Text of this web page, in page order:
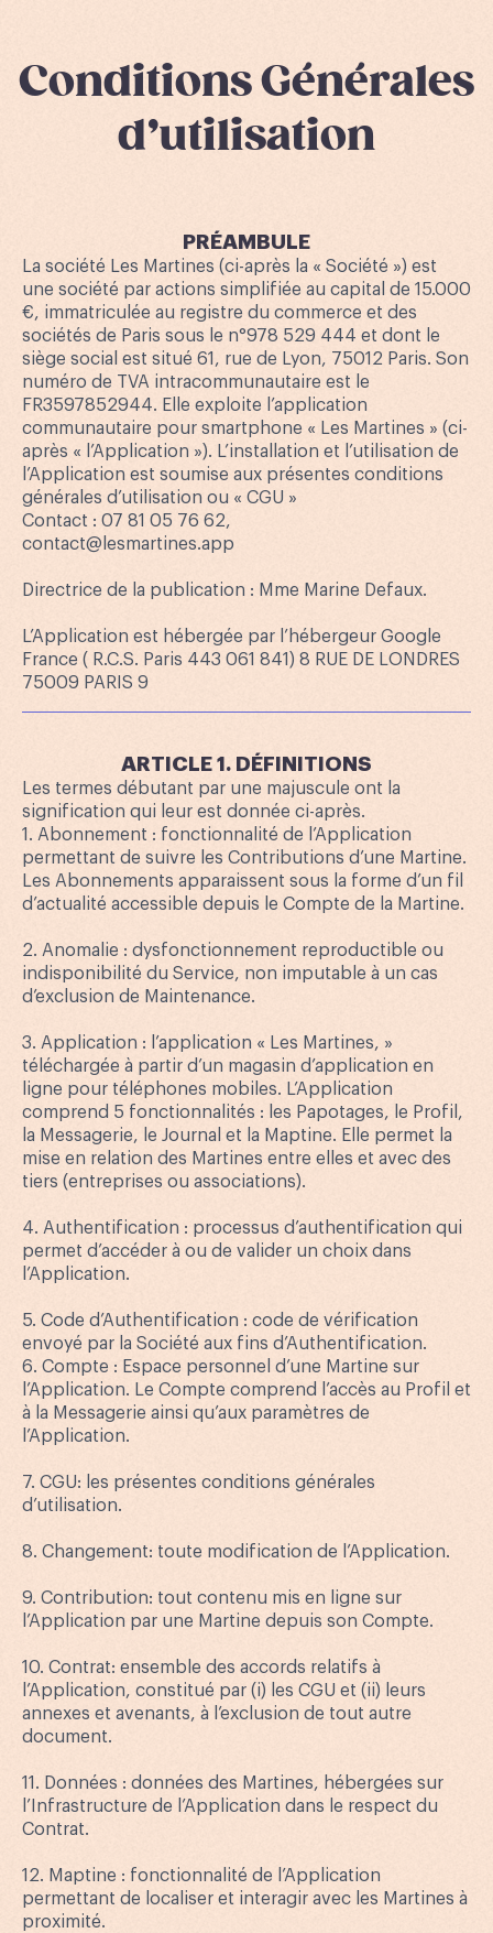
Conditions Générales
d’utilisation
PRÉAMBULE
La société Les Martines (ci-après la « Société ») est
une société par actions simplifiée au capital de 15.000
€, immatriculée au registre du commerce et des
sociétés de Paris sous le n°978 529 444 et dont le
siège social est situé 61, rue de Lyon, 75012 Paris. Son
numéro de TVA intracommunautaire est le
FR3597852944. Elle exploite l’application
communautaire pour smartphone « Les Martines » (ci-
après « l’Application »). L’installation et l’utilisation de
l’Application est soumise aux présentes conditions
générales d’utilisation ou « CGU »
Contact : 07 81 05 76 62,
contact@lesmartines.app
Directrice de la publication : Mme Marine Defaux.
L’Application est hébergée par l’hébergeur Google
France ( R.C.S. Paris 443 061 841) 8 RUE DE LONDRES
75009 PARIS 9
ARTICLE 1. DÉFINITIONS
Les termes débutant par une majuscule ont la
signification qui leur est donnée ci-après.
1. Abonnement : fonctionnalité de l’Application
permettant de suivre les Contributions d’une Martine.
Les Abonnements apparaissent sous la forme d’un fil
d’actualité accessible depuis le Compte de la Martine.
2. Anomalie : dysfonctionnement reproductible ou
indisponibilité du Service, non imputable à un cas
d’exclusion de Maintenance.
3. Application : l’application « Les Martines, »
téléchargée à partir d’un magasin d’application en
ligne pour téléphones mobiles. L’Application
comprend 5 fonctionnalités : les Papotages, le Profil,
la Messagerie, le Journal et la Maptine. Elle permet la
mise en relation des Martines entre elles et avec des
tiers (entreprises ou associations).
4. Authentification : processus d’authentification qui
permet d’accéder à ou de valider un choix dans
l’Application.
5. Code d’Authentification : code de vérification
envoyé par la Société aux fins d’Authentification.
6. Compte : Espace personnel d’une Martine sur
l’Application. Le Compte comprend l’accès au Profil et
à la Messagerie ainsi qu’aux paramètres de
l’Application.
7. CGU: les présentes conditions générales
d’utilisation.
8. Changement: toute modification de l’Application.
9. Contribution: tout contenu mis en ligne sur
l’Application par une Martine depuis son Compte.
10. Contrat: ensemble des accords relatifs à
l’Application, constitué par (i) les CGU et (ii) leurs
annexes et avenants, à l’exclusion de tout autre
document.
11. Données : données des Martines, hébergées sur
l’Infrastructure de l’Application dans le respect du
Contrat.
12. Maptine : fonctionnalité de l’Application
permettant de localiser et interagir avec les Martines à
proximité.